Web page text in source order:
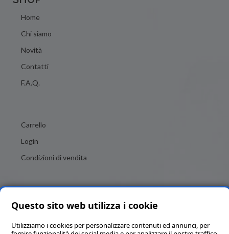
Home
Chi siamo
Novità
Contatti
F.A.Q.
Carrello
Login
Condizioni di vendita
Questo sito web utilizza i cookie
Utilizziamo i cookies per personalizzare contenuti ed annunci, per